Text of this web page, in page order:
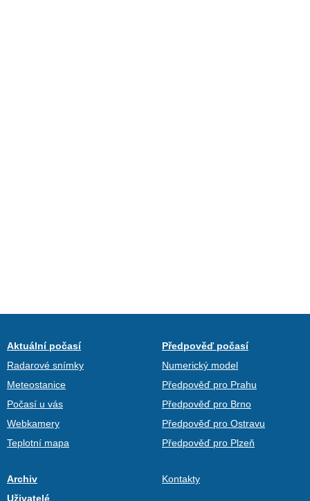
Aktuální počasí
Radarové snímky
Meteostanice
Počasí u vás
Webkamery
Teplotní mapa
Předpověď počasí
Numerický model
Předpověď pro Prahu
Předpověď pro Brno
Předpověď pro Ostravu
Předpověď pro Plzeň
Archiv
Uživatelé
Kontakty